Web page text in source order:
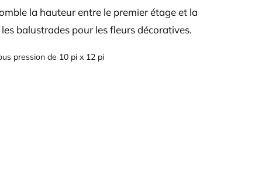
la hauteur entre le premier étage et la
balustrades pour les fleurs décoratives.
pression de 10 pi x 12 pi